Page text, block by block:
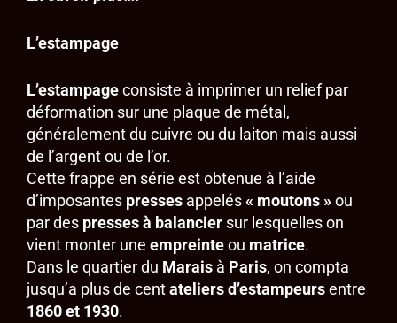
L’estampage
L’estampageconsiste à imprimer un relief par
déformation sur une plaque de métal,
généralement du cuivre ou du laiton mais aussi
de l’argent ou de l’or.
Cette frappe en série est obtenue à l’aide
d’imposantes presses appelés« moutons »ou
par des presses à balancier sur lesquelles on
vient monter une empreinteou matrice.
Dans le quartier du Marais à Paris, on compta
jusqu’a plus de centateliers d’estampeursentre
1860 et 1930.